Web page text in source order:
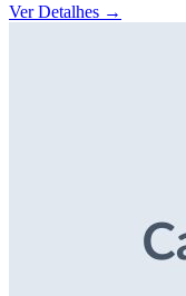
Ver Detalhes →